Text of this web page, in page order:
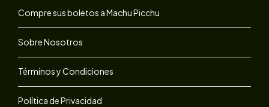
Compre sus boletos a Machu Picchu
Sobre Nosotros
Términos y Condiciones
Política de Privacidad